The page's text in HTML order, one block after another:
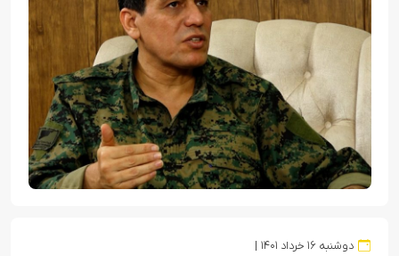
دوشنبه ۱۶ خرداد ۱۴۰۱